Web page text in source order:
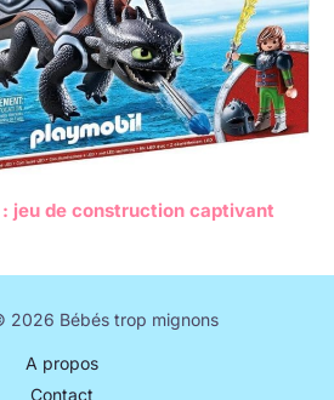
jeu de construction captivant
2026 Bébés trop mignons
A propos
Contact